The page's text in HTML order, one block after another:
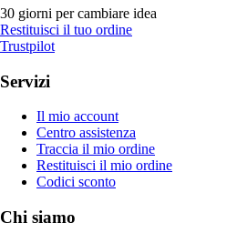
30 giorni per cambiare idea
Restituisci il tuo ordine
Trustpilot
Servizi
Il mio account
Centro assistenza
Traccia il mio ordine
Restituisci il mio ordine
Codici sconto
Chi siamo